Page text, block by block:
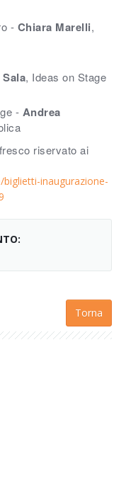
- Chiara Marelli,
, Ideas on Stage
- Andrea
riservato ai
inaugurazione-
Torna